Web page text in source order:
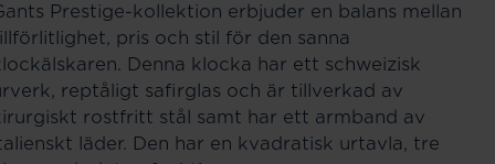
Prestige-kollektion erbjuder en balans mellan
pris och stil för den sanna
Denna klocka har ett schweizisk
reptåligt safirglas och är tillverkad av
rostfritt stål samt har ett armband av
läder. Den har en kvadratisk urtavla, tre